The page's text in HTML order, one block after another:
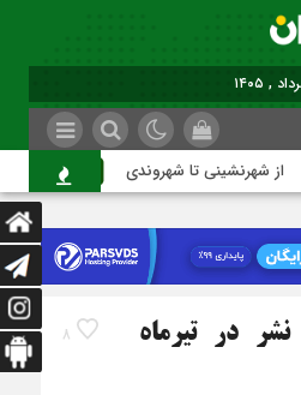
از شهرنشینی تا شهروندی
8
در تیرماه